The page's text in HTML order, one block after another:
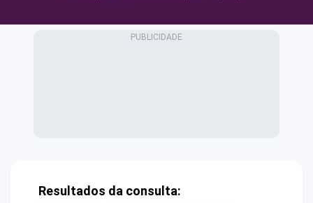
Resultados da consulta: